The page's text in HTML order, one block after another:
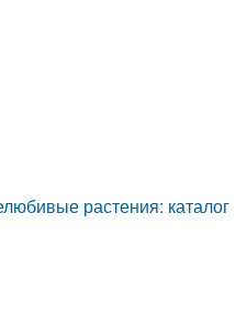
растения: каталог